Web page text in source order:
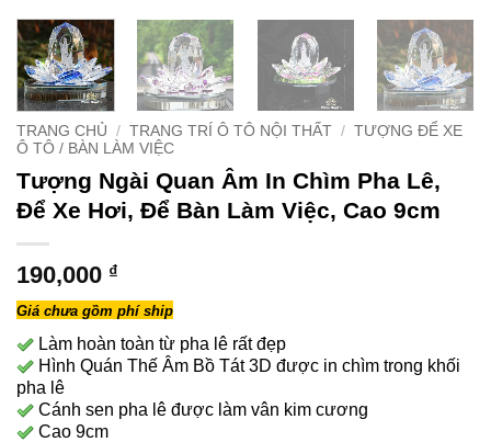
TRANG CHỦ / TRANG TRÍ Ô TÔ NỘI THẤT / TƯỢNG ĐỂ XE
Ô TÔ / BÀN LÀM VIỆC
Tượng Ngài Quan Âm In Chìm Pha Lê,
Để Xe Hơi, Để Bàn Làm Việc, Cao 9cm
190,000 ₫
Giá chưa gồm phí ship
Làm hoàn toàn từ pha lê rất đẹp
Hình Quán Thế Âm Bồ Tát 3D được in chìm trong khối
pha lê
Cánh sen pha lê được làm vân kim cương
Cao 9cm